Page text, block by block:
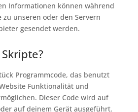
Informationen können während
zu unseren oder den Servern
gesendet werden.
Programmcode, das benutzt
Funktionalität und
Dieser Code wird auf
auf deinem Gerät ausgeführt.